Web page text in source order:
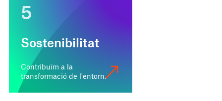
5
Sostenibilitat
Contribuïm a la
transformació de l'entorn.